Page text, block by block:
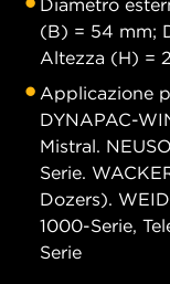
(B) = 54 mm;
Altezza (H) =
Applicazione
DYNAPAC-
Mistral.
Serie.
Dozers).
1000-Serie,
Serie